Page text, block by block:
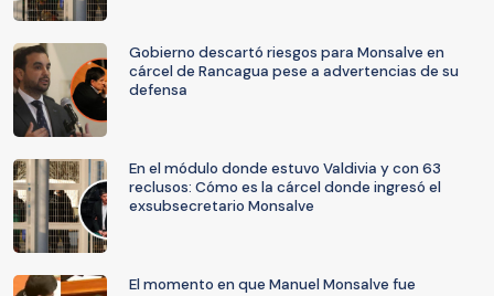
Gobierno descartó riesgos para Monsalve en
cárcel de Rancagua pese a advertencias de su
defensa
En el módulo donde estuvo Valdivia y con 63
reclusos: Cómo es la cárcel donde ingresó el
exsubsecretario Monsalve
El momento en que Manuel Monsalve fue